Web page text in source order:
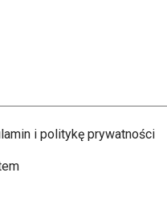
i politykę prywatności